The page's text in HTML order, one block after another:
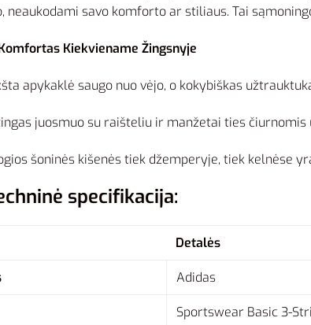
neaukodami savo komforto ar stiliaus. Tai
Kiekviename Žingsnyje
apykaklė saugo nuo vėjo, o kokybiškas
juosmuo su raišteliu ir manžetai ties
šoninės kišenės tiek džemperyje, tiek kelnėse
specifikacija:
Detalės
Adidas
Sportswear Basic 3-